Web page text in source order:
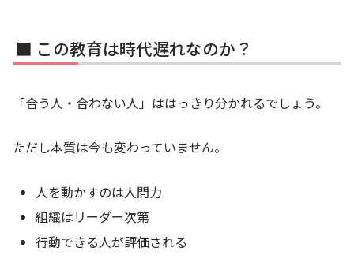
■ この教育は時代遅れなのか？
「合う人・合わない人」ははっきり分かれるでしょう。
ただし本質は今も変わっていません。
人を動かすのは人間力
組織はリーダー次第
行動できる人が評価される